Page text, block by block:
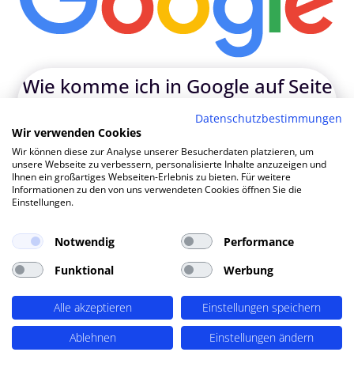
Wie ko|
TOP SEO DURCH DYNAMISCHE INHALTE
SEO-Agentur Fürth ? PERIMETRIK®!
PERIMETRIK® hat eine besonders erfolgreiche SEO
abdeckt: Recherche und Konzeption, technische
Optimierung, redaktionellen Support und regelmäßiges
SEO Monitoring. Unsere SEO-Leistungen umfassen u.A.:
SEO-Analysen und Keyword Recherche (OnPage SEO
Analysen, Keyword Recherchen, Mitbewerber-Analyse,
detaillierte Keyword Analysen), Entwicklung von
Datenschutzbestimmungen
Wir verwenden Cookies
Wir können diese zur Analyse unserer Besucherdaten platzieren, um
unsere Webseite zu verbessern, personalisierte Inhalte anzuzeigen und
Ihnen ein großartiges Webseiten-Erlebnis zu bieten. Für weitere
Informationen zu den von uns verwendeten Cookies öffnen Sie die
Einstellungen.
Notwendig
Performance
Funktional
Werbung
Alle akzeptieren
Einstellungen speichern
Ablehnen
Einstellungen ändern